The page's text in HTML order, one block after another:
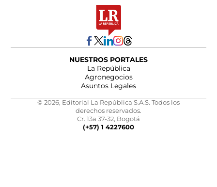
NUESTROS PORTALES
La República
Agronegocios
Asuntos Legales
© 2026, Editorial La República S.A.S. Todos los
derechos reservados.
Cr. 13a 37-32, Bogotá
(+57) 1 4227600